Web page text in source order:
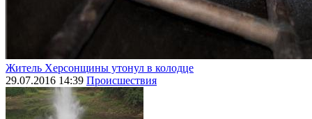
Житель Херсонщины утонул в колодце
29.07.2016 14:39 Происшествия